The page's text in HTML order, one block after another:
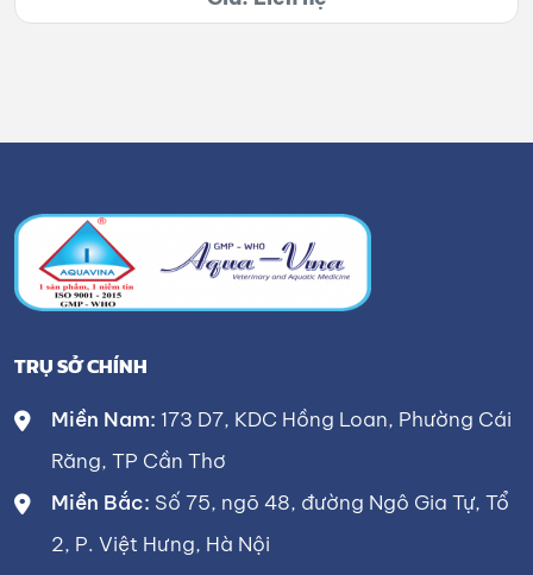
TRỤ SỞ CHÍNH
Miền Nam: 173 D7, KDC Hồng Loan, Phường Cái
Răng, TP Cần Thơ
Miền Bắc: Số 75, ngõ 48, đường Ngô Gia Tự, Tổ
2, P. Việt Hưng, Hà Nội